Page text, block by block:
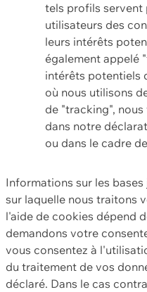
tels profils servent
utilisateurs des
leurs intérêts
également appelé
intérêts potentiels
où nous utilisons
de "tracking",
dans notre
ou dans le cadre
Informations sur les
sur laquelle nous traitons
l'aide de cookies dépend
demandons votre
vous consentez à
du traitement de vos
déclaré. Dans le cas